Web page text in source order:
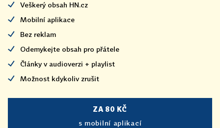
Veškerý obsah HN.cz
Mobilní aplikace
Bez reklam
Odemykejte obsah pro přátele
Články v audioverzi + playlist
Možnost kdykoliv zrušit
ZA 80 KČ
s mobilní aplikací